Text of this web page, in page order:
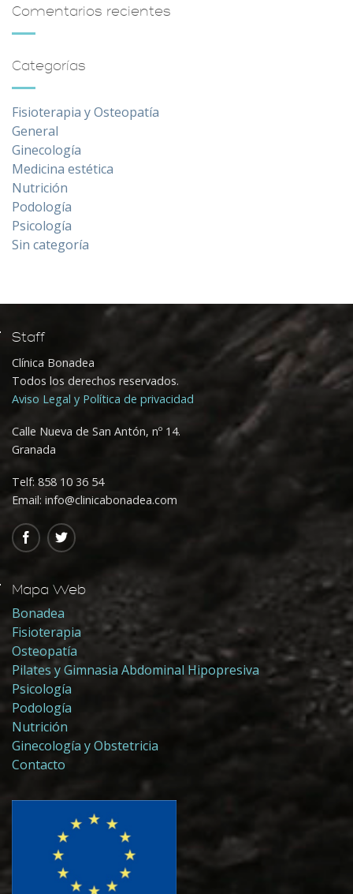
Comentarios recientes
Categorías
Fisioterapia y Osteopatía
General
Ginecología
Medicina estética
Nutrición
Podología
Psicología
Sin categoría
Staff
Clínica Bonadea
Todos los derechos reservados.
Aviso Legal y Política de privacidad
Calle Nueva de San Antón, nº 14.
Granada
Telf:858 10 36 54
Email: info@clinicabonadea.com
Mapa Web
Bonadea
Fisioterapia
Osteopatía
Pilates y Gimnasia Abdominal Hipopresiva
Psicología
Podología
Nutrición
Ginecología y Obstetricia
Contacto